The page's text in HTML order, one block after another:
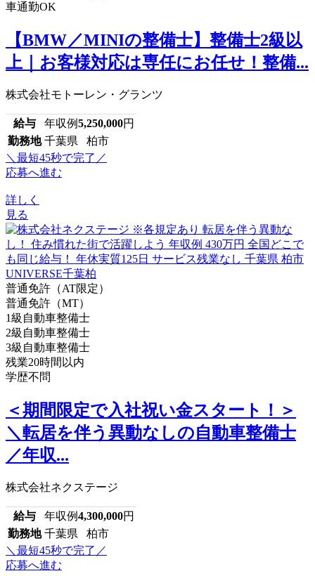
車通勤OK
【BMW／MINIの整備士】整備士2級以
上｜お客様対応は専任にお任せ！整備...
株式会社モトーレン・グランツ
給与 年収例5,250,000円
勤務地 千葉県 柏市
＼最短45秒で完了／
応募へ進む
詳しく
見る
普通免許（AT限定）
普通免許（MT）
1級自動車整備士
2級自動車整備士
3級自動車整備士
残業20時間以内
学歴不問
＜期間限定で入社祝い金スタート！＞
＼転居を伴う異動なしの自動車整備士
／年収...
株式会社ネクステージ
給与 年収例4,300,000円
勤務地 千葉県 柏市
＼最短45秒で完了／
応募へ進む